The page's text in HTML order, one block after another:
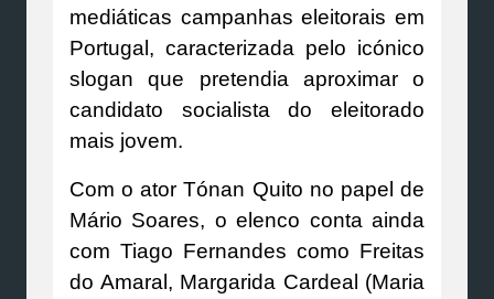
mediáticas campanhas eleitorais em
Portugal, caracterizada pelo icónico
slogan que pretendia aproximar o
candidato socialista do eleitorado
mais jovem.
Com o ator Tónan Quito no papel de
Mário Soares, o elenco conta ainda
com Tiago Fernandes como Freitas
do Amaral, Margarida Cardeal (Maria